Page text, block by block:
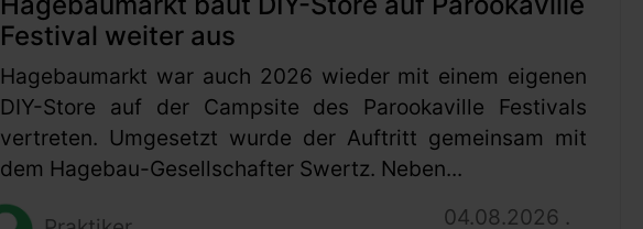
Festival weiter aus
Hagebaumarkt war auch 2026 wieder mit einem eigenen
DIY-Store auf der Campsite des Parookaville Festivals
vertreten. Umgesetzt wurde der Auftritt gemeinsam mit
dem Hagebau-Gesellschafter Swertz. Neben...
04.08.2026 .